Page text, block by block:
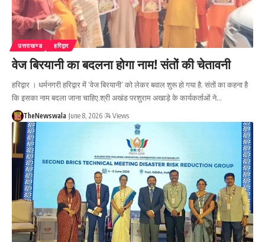
उत्तराखण्ड हरिद्वार
वेज बिरयानी का बदलना होगा नाम! संतों की चेतावनी
हरिद्वार । धर्मनगरी हरिद्वार में ‘वेज बिरयानी’ को लेकर बवाल शुरू हो गया है. संतों का कहना है
कि इसका नाम बदला जाना चाहिए.श्री अखंड परशुराम अखाड़े के कार्यकर्ताओं ने…
TheNewswala June 8, 2026 74 Views